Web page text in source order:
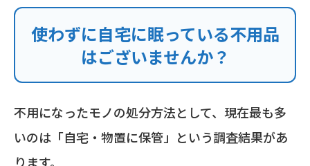
使わずに自宅に眠っている不用品
はございませんか？
不用になったモノの処分方法として、現在最も多
いのは「自宅・物置に保管」という調査結果があ
ります。